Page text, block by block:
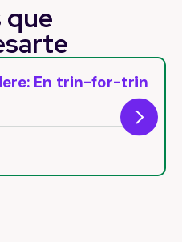
que
trin-for-trin
26